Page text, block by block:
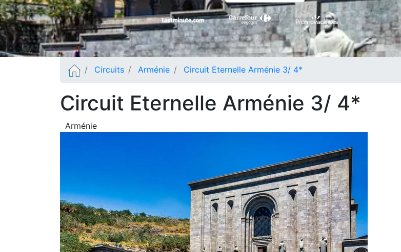
Circuits Arménie Circuit Eternelle Arménie 3/ 4*
Circuit Eternelle Arménie 3/ 4*
Arménie